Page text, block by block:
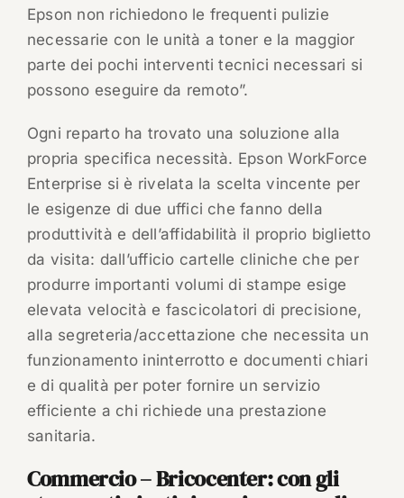
Epson non richiedono le frequenti pulizie
necessarie con le unità a toner e la maggior
parte dei pochi interventi tecnici necessari si
possono eseguire da remoto”.
Ogni reparto ha trovato una soluzione alla
propria specifica necessità. Epson WorkForce
Enterprise si è rivelata la scelta vincente per
le esigenze di due uffici che fanno della
produttività e dell’affidabilità il proprio biglietto
da visita: dall’ufficio cartelle cliniche che per
produrre importanti volumi di stampe esige
elevata velocità e fascicolatori di precisione,
alla segreteria/accettazione che necessita un
funzionamento ininterrotto e documenti chiari
e di qualità per poter fornire un servizio
efficiente a chi richiede una prestazione
sanitaria.
Commercio – Bricocenter: con gli